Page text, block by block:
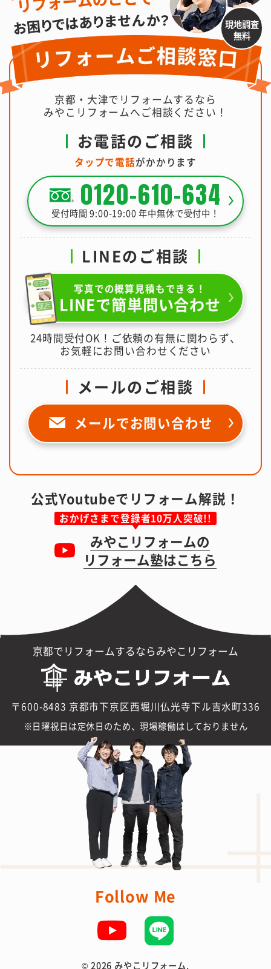
現地調査
無料
京都・大津でリフォームするなら
みやこリフォームへご相談ください！
お電話のご相談
タップで電話がかかります
0120-610-634
受付時間 9:00-19:00 年中無休で受付中！
LINEのご相談
写真での概算見積もできる！
LINEで簡単問い合わせ
24時間受付OK！ご依頼の有無に関わらず、
お気軽にお問い合わせください
メールのご相談
メールでお問い合わせ
公式Youtubeでリフォーム解説！
おかげさまで登録者10万人突破!!
みやこリフォームの
リフォーム塾はこちら
京都でリフォームするならみやこリフォーム
〒600-8483 京都市下京区西堀川仏光寺下ル吉水町336
日曜祝日は定休日のため、現場稼働はしておりません
Follow Me
© 2026 みやこリフォーム.